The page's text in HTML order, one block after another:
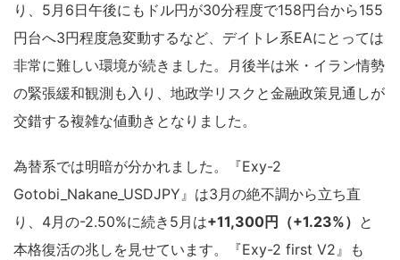
り、5月6日午後にもドル円が30分程度で158円台から155
円台へ3円程度急変動するなど、デイトレ系EAにとっては
非常に難しい環境が続きました。月後半は米・イラン情勢
の緊張緩和観測も入り、地政学リスクと金融政策見通しが
交錯する複雑な値動きとなりました。
為替系では明暗が分かれました。『Exy-2
Gotobi_Nakane_USDJPY』は3月の絶不調から立ち直
り、4月の-2.50%に続き5月は+11,300円（+1.23%） と
本格復活の兆しを見せています。『Exy-2 first V2』も